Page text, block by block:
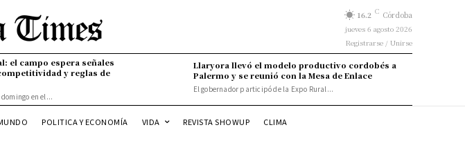
16.2 C Córdoba
jueves 6 agosto 2026
Registrarse / Unirse
el campo espera señales
y reglas de
en el...
Llaryora llevó el modelo productivo cordobés a
Palermo y se reunió con la Mesa de Enlace
El gobernador participó de la Expo Rural...
POLITICA Y ECONOMÍA VIDA REVISTA SHOWUP CLIMA